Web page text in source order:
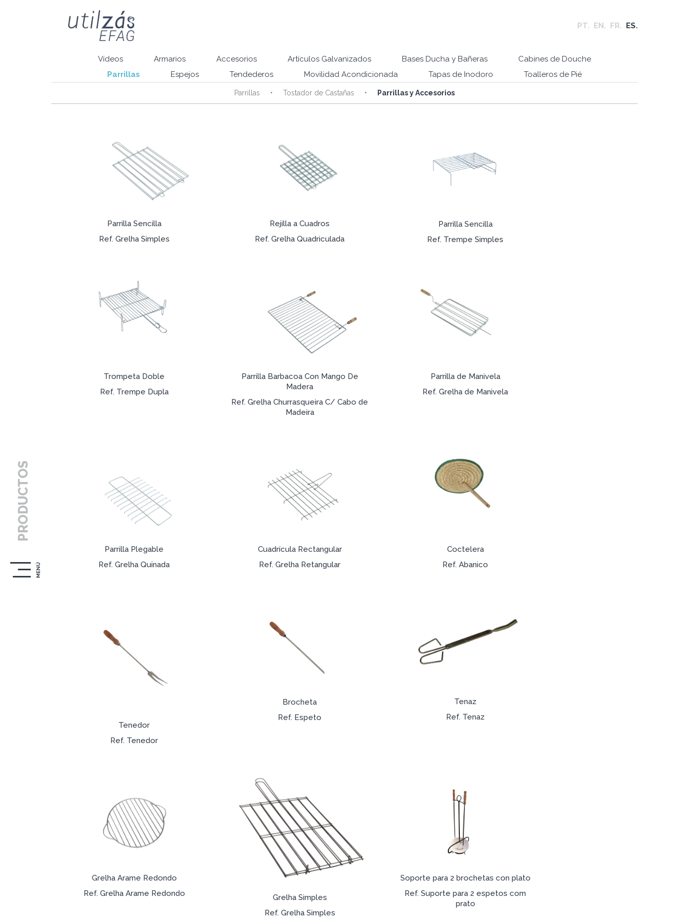
PT. EN. FR. ES.
PRODUCTOS
MENÚ
Vídeos Armarios Accesorios Artículos Galvanizados Bases Ducha y Bañeras
Cabines de Douche
Parrillas
Espejos Tendederos Movilidad Acondicionada Tapas de Inodoro Toalleros de Pié
Parrillas Tostador de Castañas Parrillas y Accesorios
Parrilla Sencilla
Ref. Grelha Simples
Rejilla a Cuadros
Ref. Grelha Quadriculada
Parrilla Sencilla
Ref. Trempe Simples
Trompeta Doble
Ref. Trempe Dupla
Parrilla Barbacoa Con Mango De
Madera
Ref. Grelha Churrasqueira C/ Cabo de
Madeira
Parrilla de Manivela
Ref. Grelha de Manivela
Parrilla Plegable
Ref. Grelha Quinada
Cuadrícula Rectangular
Ref. Grelha Retangular
Coctelera
Ref. Abanico
Tenedor
Ref. Tenedor
Brocheta
Ref. Espeto
Tenaz
Ref. Tenaz
Grelha Arame Redondo
Ref. Grelha Arame Redondo
Grelha Simples
Ref. Grelha Simples
Soporte para 2 brochetas con plato
Ref. Suporte para 2 espetos com
prato